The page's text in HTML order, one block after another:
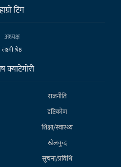
हाम्राे टिम
अध्यक्ष
लक्ष्मी श्रेष्ठ
क्याटेगाेरी
राजनीति
दृष्टिकोण
शिक्षा/स्वास्थ्य
खेलकुद
सूचना/प्रविधि